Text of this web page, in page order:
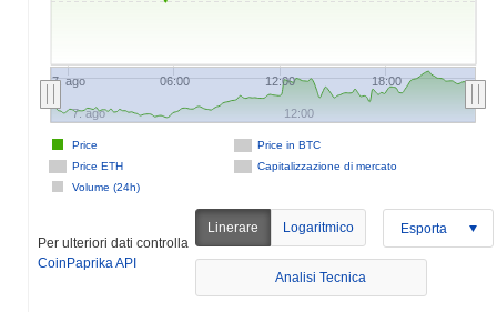
7. ago 06:00 12:00 18:00
Price in BTC
Price ETH
Capitalizzazione di mercato
Volume (24h)
Price
7. ago 12:00
Per ulteriori dati controlla
CoinPaprika API
Linerare Logaritmico Esporta
Analisi Tecnica